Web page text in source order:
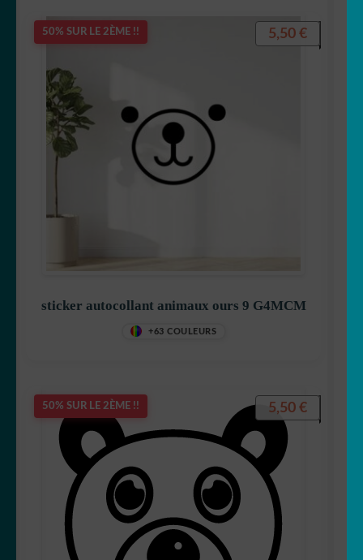
50% SUR LE 2ÈME !!
sticker autocollant animaux ours 9 G4MCM
+63 COULEURS
5,50 €
50% SUR LE 2ÈME !! 5,50 €